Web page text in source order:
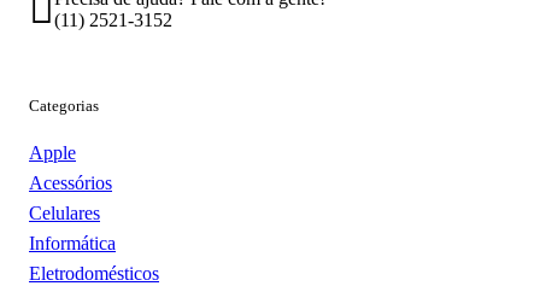
(11) 2521-3152
Categorias
Apple
Acessórios
Celulares
Informática
Eletrodomésticos